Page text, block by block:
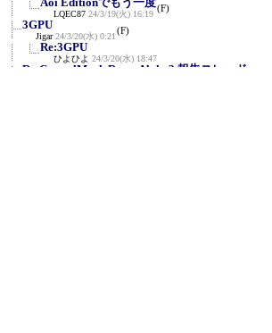
LQEC87 24/3/19(火) 16:19
(F)
3GPU
Jigar 24/3/20(水) 0:21
(F)
Re:3GPU
ひよひよ 24/3/20(水) 18:47
Re:CrystalMark Retro Alpha3 報告スレッド